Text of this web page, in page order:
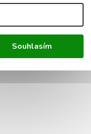
Souhlasím
LED světlomet
senzor (není
automatické
což je ideální